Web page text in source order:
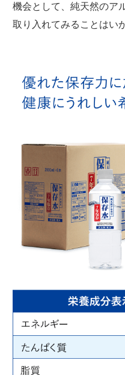
機会として、 純天然のア
取り入れてみることはい